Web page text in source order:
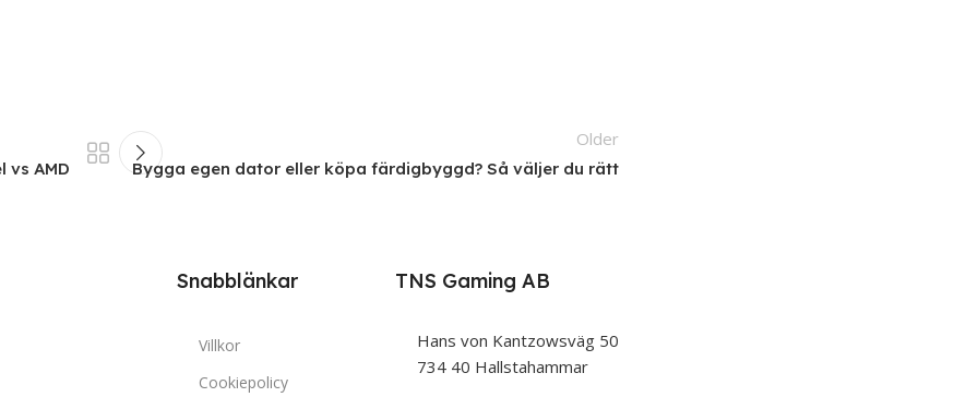
vs AMD
Older
Bygga egen dator eller köpa färdigbyggd? Så väljer du rätt
Snabblänkar
Villkor
Cookiepolicy
TNS Gaming AB
Hans von Kantzowsväg 50
734 40 Hallstahammar